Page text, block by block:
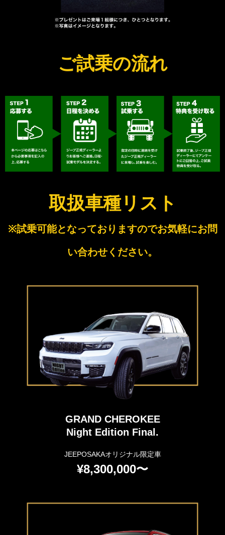
ご試乗の流れ
取扱車種リスト
※試乗可能となっておりますのでお気軽にお問
い合わせください。
GRAND CHEROKEE
Night Edition Final.
JEEPOSAKAオリジナル限定車
¥8,300,000〜